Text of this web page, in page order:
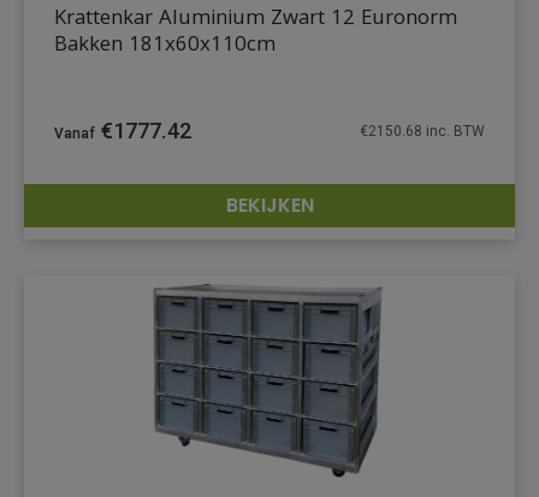
DETAILS
Krattenkar Aluminium Zwart 12 Euronorm
Bakken 181x60x110cm
€1777.42 €2150.68 inc. BTW
BEKIJKEN